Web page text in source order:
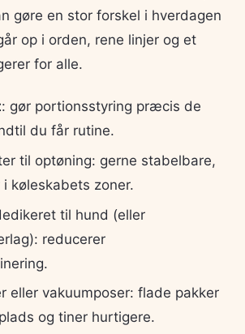
gøre en stor forskel i hverdagen
op i orden, rene linjer og et
for alle.
: gør portionsstyring præcis de
du får rutine.
til optøning: gerne stabelbare,
køleskabets zoner.
til hund (eller
reducerer
eller vakuumposer: flade pakker
og tiner hurtigere.